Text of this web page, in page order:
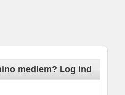
medlem? Log ind